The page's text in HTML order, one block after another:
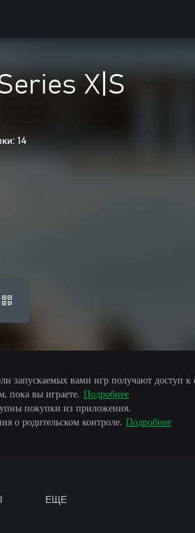
X|S
14
запускаемых вами игр получают доступ
пока вы играете. Подробнее
покупки из приложения.
о родительском контроле. Подробнее
ЕЩЕ